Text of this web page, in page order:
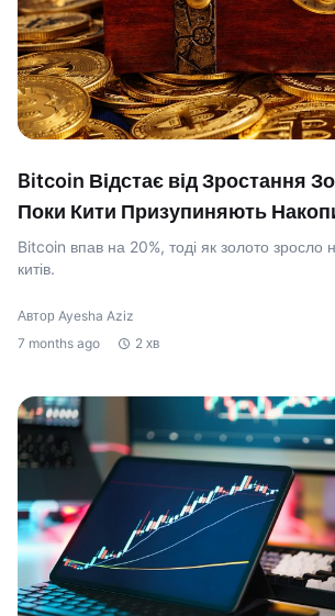
Bitcoin Відстає від Зростання
Поки Кити Призупиняють
Bitcoin впав на 20%, тоді як золото зросло
китів.
Автор Ayesha Aziz
7 months ago
2 хв